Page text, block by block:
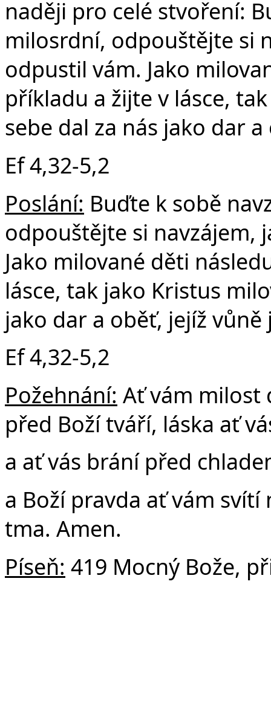
naději pro celé stvoření:
milosrdní, odpouštějte si
odpustil vám. Jako
příkladu a žijte v lásce,
sebe dal za nás jako dar
Ef 4,32-5,2
Poslání: Buďte k sobě
odpouštějte si navzájem,
Jako milované děti
lásce, tak jako Kristus
jako dar a oběť, jejíž vůně
Ef 4,32-5,2
Požehnání: Ať vám milost
před Boží tváří, láska ať
a ať vás brání před
a Boží pravda ať vám
tma. Amen.
Píseň: 419 Mocný Bože,